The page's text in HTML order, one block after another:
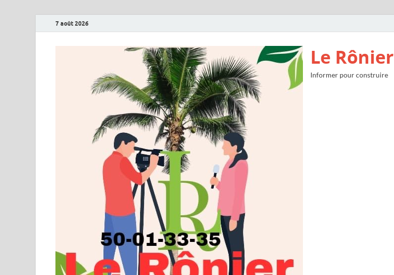
7 août 2026
Le Rônier
Informer pour construire